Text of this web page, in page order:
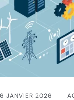
6 JANVIER 2026